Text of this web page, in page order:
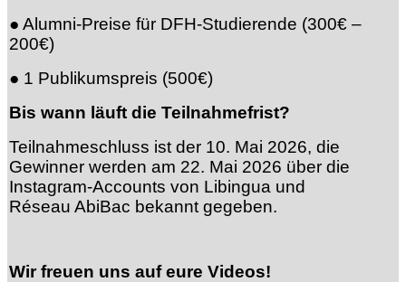
● Alumni-Preise für DFH-Studierende (300€ –
200€)
● 1 Publikumspreis (500€)
Bis wann läuft die Teilnahmefrist?
Teilnahmeschluss ist der 10. Mai 2026, die
Gewinner werden am 22. Mai 2026 über die
Instagram-Accounts von Libingua und
Réseau AbiBac bekannt gegeben.
Wir freuen uns auf eure Videos!